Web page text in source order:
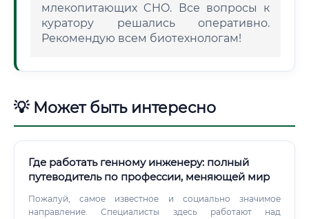
млекопитающих CHO. Все вопросы к
куратору решались оперативно.
Рекомендую всем биотехнологам!
💡 Может быть интересно
Где работать генному инженеру: полный
путеводитель по профессии, меняющей мир
Пожалуй, самое известное и социально значимое
направление. Специалисты здесь работают над